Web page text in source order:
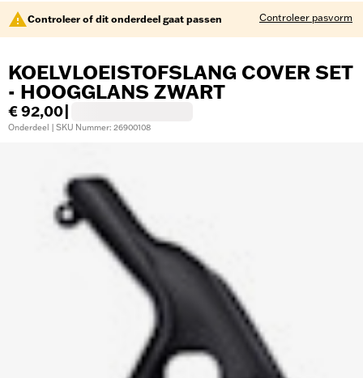
Controleer of dit onderdeel gaat passen Controleer pasvorm
KOELVLOEISTOFSLANG COVER SET
- HOOGGLANS ZWART
€ 92,00
Onderdeel | SKU Nummer: 26900108